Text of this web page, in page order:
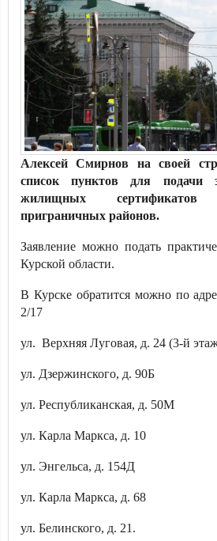
Алексей Смирнов на своей
список пунктов для подачи
жилищных
приграничных районов.
Заявление можно подать
Курской области.
В Курске обратится можно по
2/17
ул. Верхняя Луговая, д. 24 (3-й
ул. Дзержинского, д. 90Б
ул. Республиканская, д. 50М
ул. Карла Маркса, д. 10
ул. Энгельса, д. 154Д
ул. Карла Маркса, д. 68
ул. Белинского, д. 21.